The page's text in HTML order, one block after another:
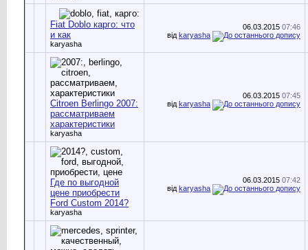
Fiat Doblo карго: что
и как
karyasha
06.03.2015 07:46
від karyasha
Citroen Berlingo 2007:
рассматриваем
характеристики
karyasha
06.03.2015 07:45
від karyasha
Где по выгодной
цене приобрести
Ford Custom 2014?
karyasha
06.03.2015 07:42
від karyasha